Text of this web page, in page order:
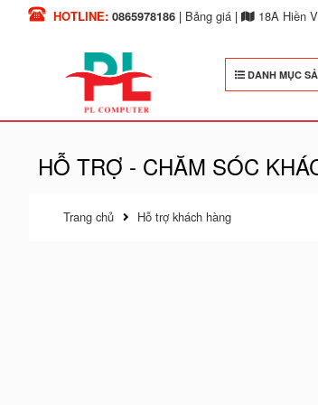
HOTLINE: 0865978186| Bảng giá| 18A Hiền
DANH MỤC
HỖ TRỢ - CHĂM SÓC
Trang chủ Hỗ trợ khách hàng